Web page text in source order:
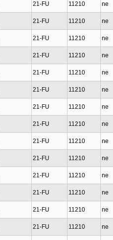
21-FU 11210 ne
21-FU 11210 ne
21-FU 11210 ne
21-FU 11210 ne
21-FU 11210 ne
21-FU 11210 ne
21-FU 11210 ne
21-FU 11210 ne
21-FU 11210 ne
21-FU 11210 ne
21-FU 11210 ne
21-FU 11210 ne
21-FU 11210 ne
21-FU 11210 ne